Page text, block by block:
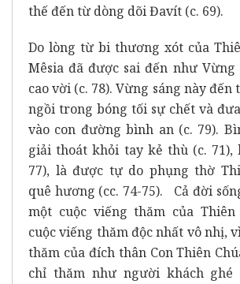
thế đến từ dòng dõi Đavít (c. 69).
Do lòng từ bi thương xót của
Mêsia đã được sai đến như
cao vời (c. 78). Vừng sáng này
ngồi trong bóng tối sự chết và
vào con đường bình an (c. 79).
giải thoát khỏi tay kẻ thù (c. 71),
77), là được tự do phụng thờ
quê hương (cc. 74-75). Cả đời
một cuộc viếng thăm của
cuộc viếng thăm độc nhất vô nhị,
thăm của đích thân Con Thiên
chỉ thăm như người khách ghé